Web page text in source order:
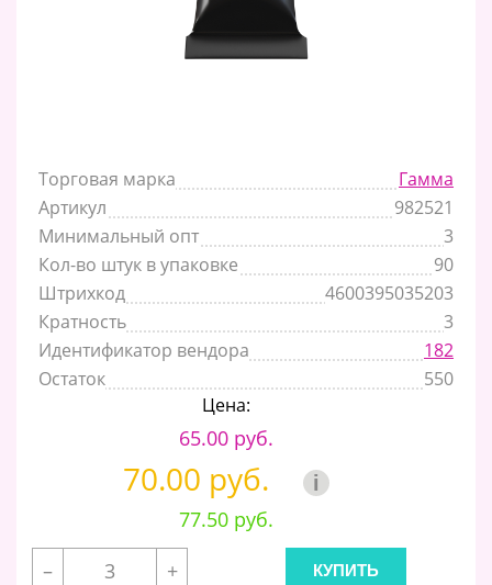
Торговая марка
Гамма
Артикул
982521
Минимальный опт
3
Кол-во штук в упаковке
90
Штрихкод
4600395035203
Кратность
3
Идентификатор вендора
182
Остаток
550
Цена:
65.00 руб.
70.00 руб. i
77.50 руб.
–
+